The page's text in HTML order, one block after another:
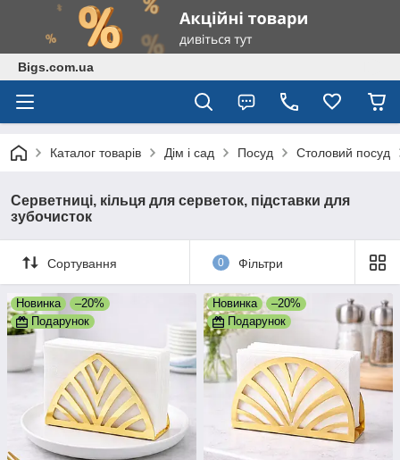
Bigs.com.ua
Каталог товарів Дім і сад Посуд Столовий посуд
Серветниці, кільця для серветок, підставки для
зубочисток
Сортування 0 Фільтри
Новинка
–20%
Подарунок
Новинка
–20%
Подарунок